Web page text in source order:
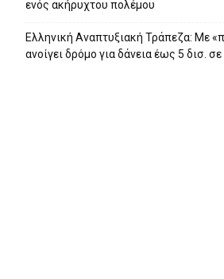
ενός ακήρυχτου πολέμου
Ελληνική Αναπτυξιακή Τράπεζα: Με
ανοίγει δρόμο για δάνεια έως 5 δισ.